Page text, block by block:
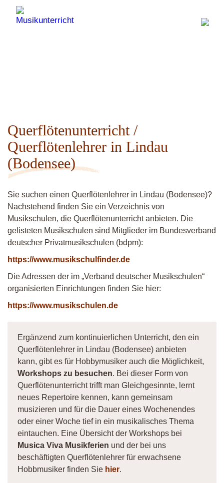
Querflötenunterricht /
Querflötenlehrer in Lindau
(Bodensee)
Sie suchen einen Querflötenlehrer in Lindau (Bodensee)?
Nachstehend finden Sie ein Verzeichnis von
Musikschulen, die Querflötenunterricht anbieten. Die
gelisteten Musikschulen sind Mitglieder im Bundesverband
deutscher Privatmusikschulen (bdpm):
https://www.musikschulfinder.de
Die Adressen der im „Verband deutscher Musikschulen“
organisierten Einrichtungen finden Sie hier:
https://www.musikschulen.de
Ergänzend zum kontinuierlichen Unterricht, den ein
Querflötenlehrer in Lindau (Bodensee) anbieten
kann, gibt es für Hobbymusiker auch die Möglichkeit,
Workshops zu besuchen. Bei dieser Form von
Querflötenunterricht trifft man Gleichgesinnte, lernt
neues Repertoire kennen, kann gemeinsam
musizieren und für die Dauer eines Wochenendes
oder einer Woche tief in ein musikalisches Thema
eintauchen. Eine Übersicht der Workshops bei
Musica Viva Musikferien und der bei uns
beschäftigten Querflötenlehrer für erwachsene
Hobbmusiker finden Sie hier.